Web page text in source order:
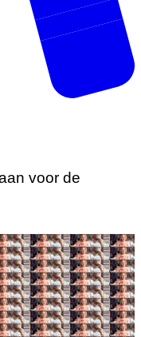
voor de